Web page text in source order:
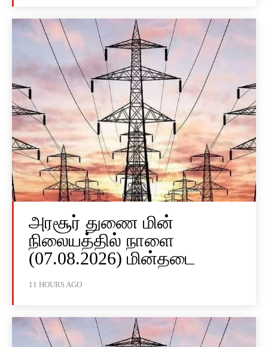
அரசூர் துணை மின்
நிலையத்தில் நாளை
(07.08.2026) மின்தடை
11 HOURS AGO